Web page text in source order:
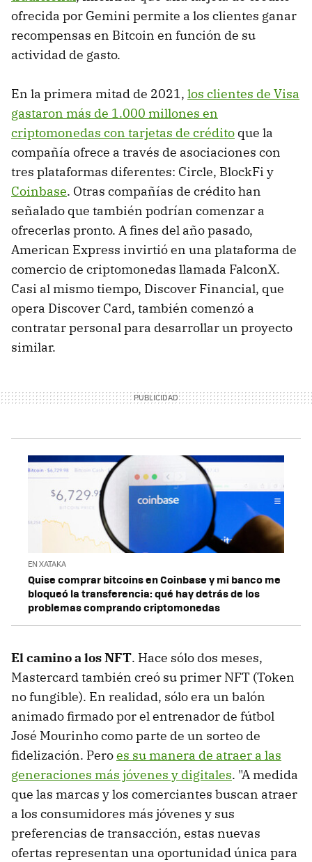
ofrecida por Gemini permite a los clientes ganar
recompensas en Bitcoin en función de su
actividad de gasto.
En la primera mitad de 2021, los clientes de Visa
gastaron más de 1.000 millones en
criptomonedas con tarjetas de crédito que la
compañía ofrece a través de asociaciones con
tres plataformas diferentes: Circle, BlockFi y
Coinbase. Otras compañías de crédito han
señalado que también podrían comenzar a
ofrecerlas pronto. A fines del año pasado,
American Express invirtió en una plataforma de
comercio de criptomonedas llamada FalconX.
Casi al mismo tiempo, Discover Financial, que
opera Discover Card, también comenzó a
contratar personal para desarrollar un proyecto
similar.
EN XATAKA
Quise comprar bitcoins en Coinbase y mi banco me
bloqueó la transferencia: qué hay detrás de los
problemas comprando criptomonedas
El camino a los NFT. Hace sólo dos meses,
Mastercard también creó su primer NFT (Token
no fungible). En realidad, sólo era un balón
animado firmado por el entrenador de fútbol
José Mourinho como parte de un sorteo de
fidelización. Peroes su manera de atraer a las
generaciones más jóvenes y digitales. "A medida
que las marcas y los comerciantes buscan atraer
a los consumidores más jóvenes y sus
preferencias de transacción, estas nuevas
ofertas representan una oportunidad única para